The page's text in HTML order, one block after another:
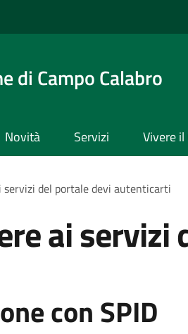
di Campo Calabro
Novità Servizi Vivere
servizi del portale devi autenticarti
ai
con SPID